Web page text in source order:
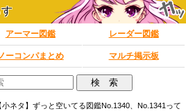
アーマー図鑑 レーダー図鑑
ーコンパまとめ マルチ掲示板
小ネタ】ずっと空いてる図鑑No.1340、No.1341って